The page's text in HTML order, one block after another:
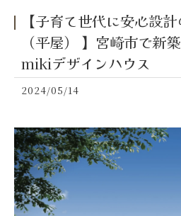
【子育て世代に安心設
（平屋） 】宮崎市で新
mikiデザインハウス
2024/05/14